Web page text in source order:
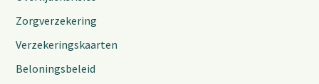
Zorgverzekering
Verzekeringskaarten
Beloningsbeleid